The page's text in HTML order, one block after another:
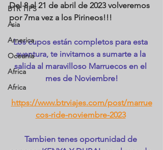
BTR TIPS
Asia
America
Oceania
Africa
Africa
Del 8 al 21 de abril de 2023 volveremos
por 7ma vez a los Pirineos!!!
Los cupos están completos para esta
aventura, te invitamos a sumarte a la
salida al maravilloso Marruecos en el
mes de Noviembre!
https://www.btrviajes.com/post/marrue
cos-ride-noviembre-2023
Tambien tenes oportunidad de